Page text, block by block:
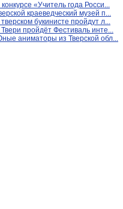
конкурсе «Учитель года Росси...
краеведческий музей п...
тверском букинисте пройдут л...
Твери пройдёт Фестиваль инте...
аниматоры из Тверской обл...